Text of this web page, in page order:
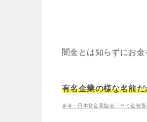
闇金とは知らずにお
有名企業の様な名前
参考：日本貸金業協会「ヤミ金被害